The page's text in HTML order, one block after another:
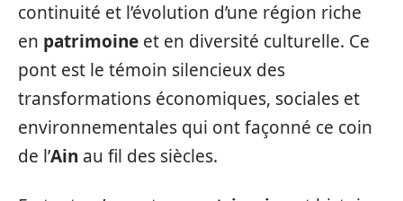
continuité et l’évolution d’une région riche
en patrimoine et en diversité culturelle. Ce
pont est le témoin silencieux des
transformations économiques, sociales et
environnementales qui ont façonné ce coin
de l’Ain au fil des siècles.